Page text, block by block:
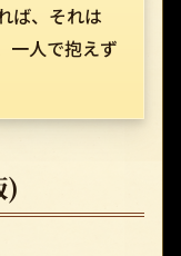
ば、それは
一人で抱えず
)